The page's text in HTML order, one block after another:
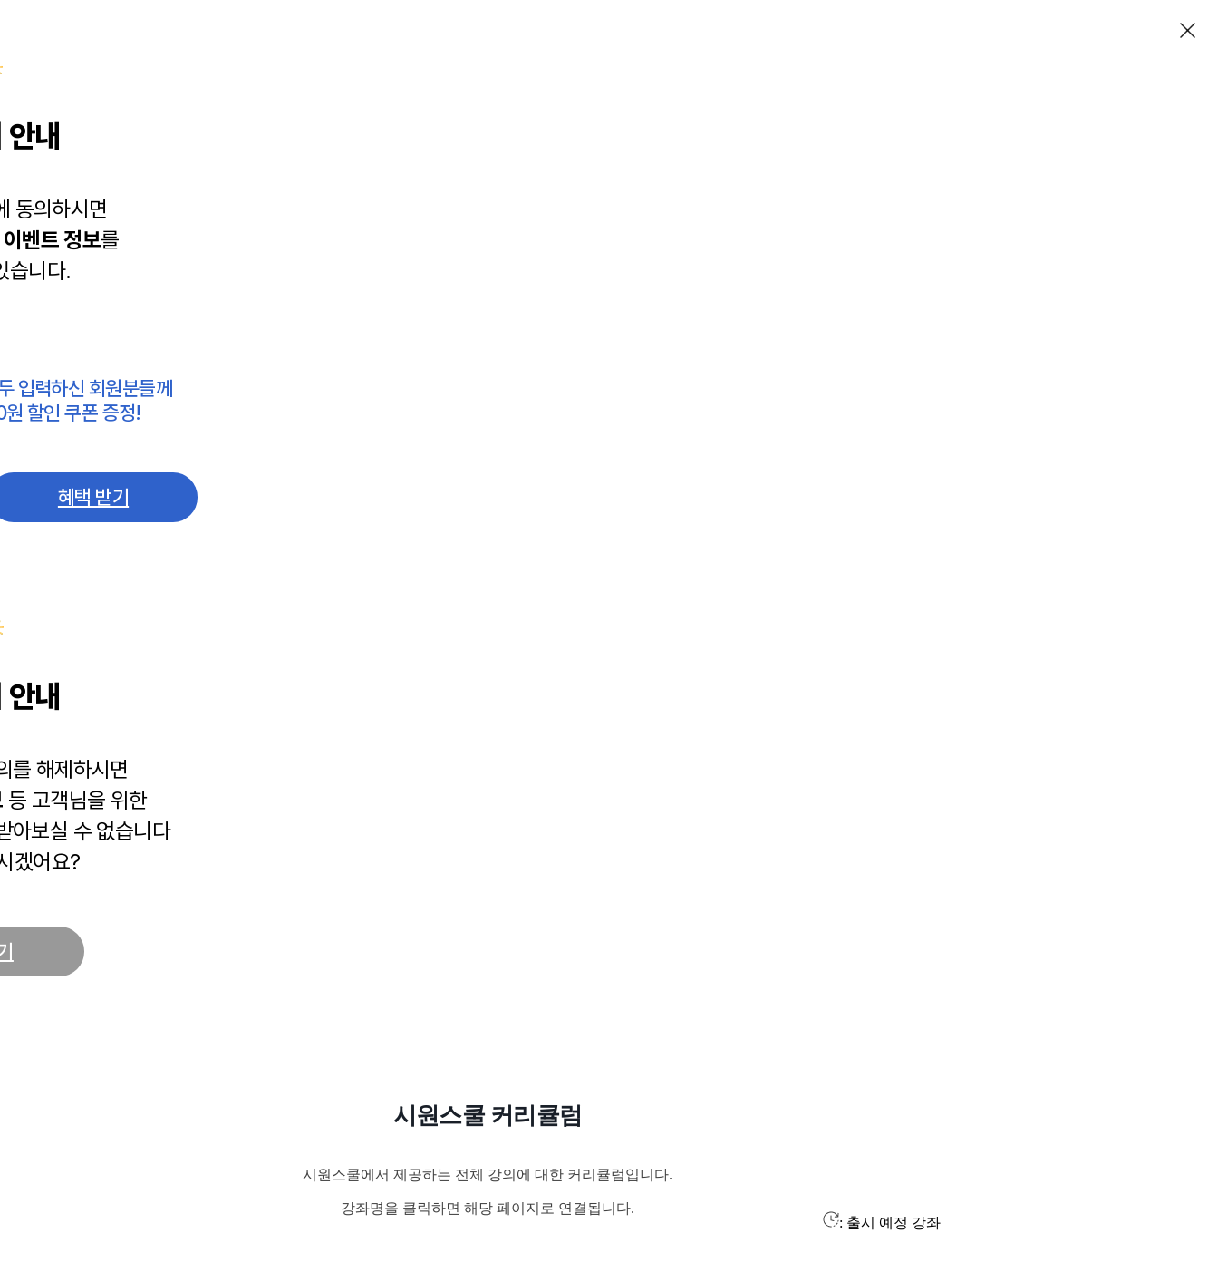
내
동의하시면
이벤트 정보를
습니다.
입력하신 회원분들께
할인 쿠폰 증정!
혜택 받기
내
를 해제하시면
등 고객님을 위한
아보실 수 없습니다
겠어요?
시원스쿨 커리큘럼
시원스쿨에서 제공하는 전체 강의에 대한 커리큘럼입니다.
강좌명을 클릭하면 해당 페이지로 연결됩니다.
: 출시 예정 강좌